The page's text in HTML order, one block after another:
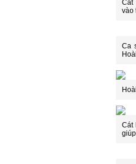
Cát
vào
Ca
Cát